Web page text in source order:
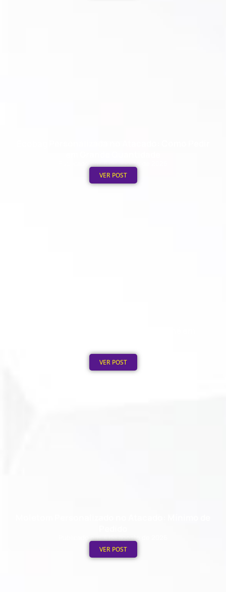
Publicado em: 6 de agosto de 2026
VER POST
Publicado em: 5 de agosto de 2026
VER POST
Publicado em: 4 de agosto de 2026
VER POST